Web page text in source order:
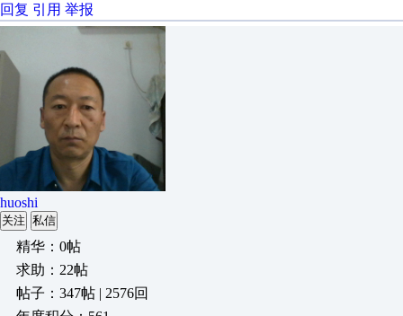
回复 引用 举报
huoshi
关注 私信
精华：0帖
求助：22帖
帖子：347帖 | 2576回